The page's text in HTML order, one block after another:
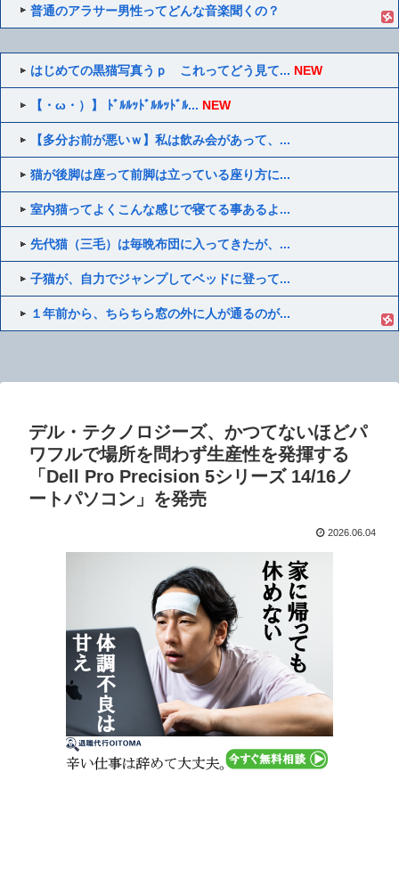
普通のアラサー男性ってどんな音楽聞くの？
はじめての黒猫写真うｐ これってどう見て... NEW
【・ω・）】 ﾄﾞﾙﾙｯﾄﾞﾙﾙｯﾄﾞﾙ... NEW
【多分お前が悪いｗ】私は飲み会があって、...
猫が後脚は座って前脚は立っている座り方に...
室内猫ってよくこんな感じで寝てる事あるよ...
先代猫（三毛）は毎晩布団に入ってきたが、...
子猫が、自力でジャンプしてベッドに登って...
１年前から、ちらちら窓の外に人が通るのが...
デル・テクノロジーズ、かつてないほどパ
ワフルで場所を問わず生産性を発揮する
「Dell Pro Precision 5シリーズ 14/16ノ
ートパソコン」を発売
2026.06.04